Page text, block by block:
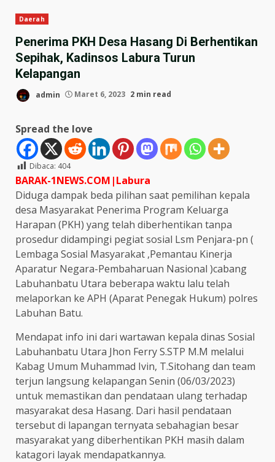
Daerah
Penerima PKH Desa Hasang Di Berhentikan
Sepihak, Kadinsos Labura Turun
Kelapangan
admin Maret 6, 2023 2 min read
Spread the love
Dibaca: 404
BARAK-1NEWS.COM|Labura
Diduga dampak beda pilihan saat pemilihan kepala
desa Masyarakat Penerima Program Keluarga
Harapan (PKH) yang telah diberhentikan tanpa
prosedur didampingi pegiat sosial Lsm Penjara-pn (
Lembaga Sosial Masyarakat ,Pemantau Kinerja
Aparatur Negara-Pembaharuan Nasional )cabang
Labuhanbatu Utara beberapa waktu lalu telah
melaporkan ke APH (Aparat Penegak Hukum) polres
Labuhan Batu.
Mendapat info ini dari wartawan kepala dinas Sosial
Labuhanbatu Utara Jhon Ferry S.STP M.M melalui
Kabag Umum Muhammad Ivin, T.Sitohang dan team
terjun langsung kelapangan Senin (06/03/2023)
untuk memastikan dan pendataan ulang terhadap
masyarakat desa Hasang. Dari hasil pendataan
tersebut di lapangan ternyata sebahagian besar
masyarakat yang diberhentikan PKH masih dalam
katagori layak mendapatkannya.